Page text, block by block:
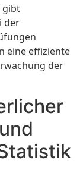
gibt
der
eine effiziente
der